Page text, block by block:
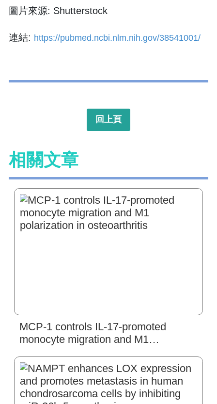
圖片來源: Shutterstock
連結: https://pubmed.ncbi.nlm.nih.gov/38541001/
回上頁
相關文章
MCP-1 controls IL-17-promoted
monocyte migration and M1